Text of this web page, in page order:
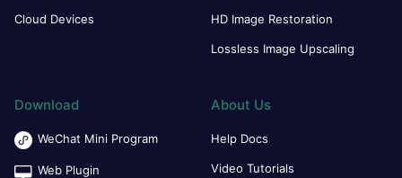
Cloud Devices HD Image Restoration
Lossless Image Upscaling
Download
WeChat Mini Program
Web Plugin
About Us
Help Docs
Video Tutorials